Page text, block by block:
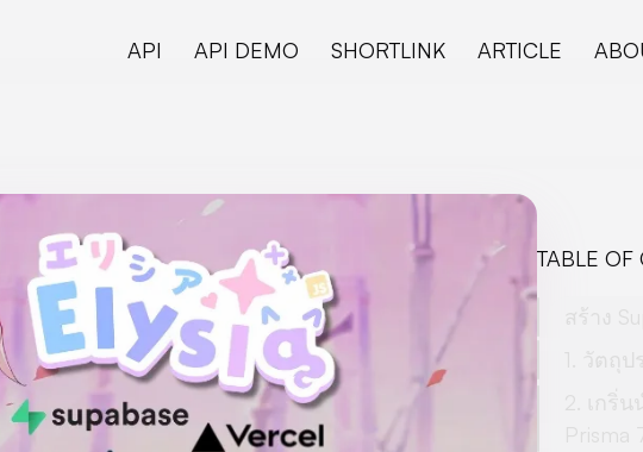
API API DEMO SHORTLINK ARTICLE
TABLE OF